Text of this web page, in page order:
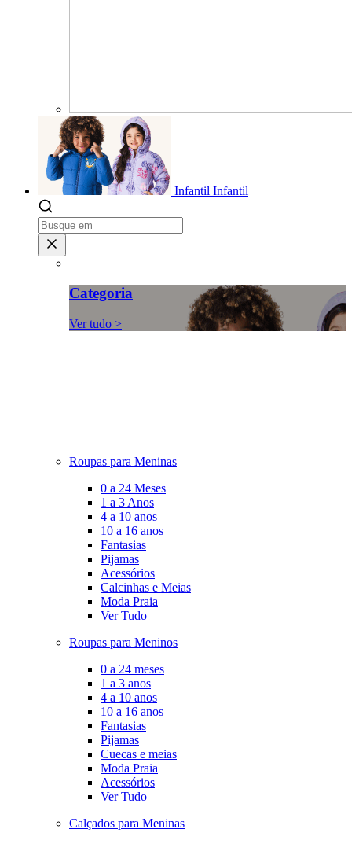
Infantil Infantil
Categoria
Ver tudo >
Roupas para Meninas
0 a 24 Meses
1 a 3 Anos
4 a 10 anos
10 a 16 anos
Fantasias
Pijamas
Acessórios
Calcinhas e Meias
Moda Praia
Ver Tudo
Roupas para Meninos
0 a 24 meses
1 a 3 anos
4 a 10 anos
10 a 16 anos
Fantasias
Pijamas
Cuecas e meias
Moda Praia
Acessórios
Ver Tudo
Calçados para Meninas